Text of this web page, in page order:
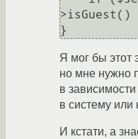
Я мог бы этот
но мне нужно
в
в систему или
И кстати, а